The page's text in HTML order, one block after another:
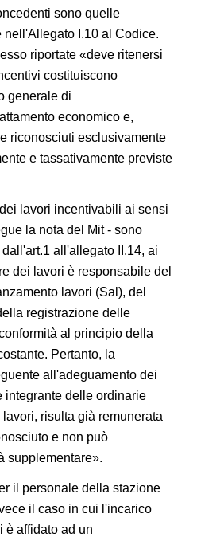
sono quelle
I.10 al Codice.
riportate «deve ritenersi
costituiscono
generale di
economico e,
riconosciuti esclusivamente
e tassativamente previste
lavori incentivabili ai sensi
la nota del Mit - sono
all'allegato II.14, ai
dei lavori è responsabile del
lavori (Sal), del
registrazione delle
al principio della
Pertanto, la
all'adeguamento dei
integrante delle ordinarie
risulta già remunerata
e non può
supplementare».
il personale della stazione
il caso in cui l'incarico
è affidato ad un